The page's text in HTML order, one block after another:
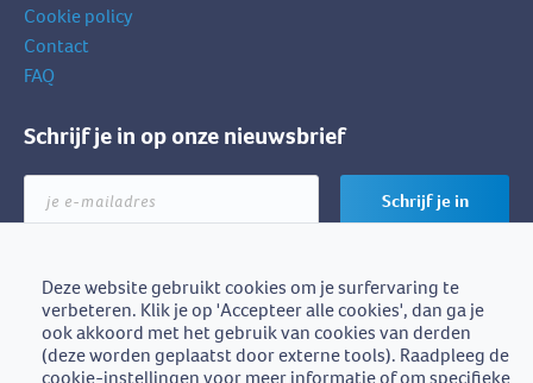
Cookie policy
Contact
FAQ
Schrijf je in op onze nieuwsbrief
mailadres
Schrijf je in
Edfin is een initiatief van
BZB-Fedafin
Deze website gebruikt cookies om je surfervaring te
verbeteren. Klik je op 'Accepteer alle cookies', dan ga je
ook akkoord met het gebruik van cookies van derden
(deze worden geplaatst door externe tools). Raadpleeg de
cookie-instellingen voor meer informatie of om specifieke